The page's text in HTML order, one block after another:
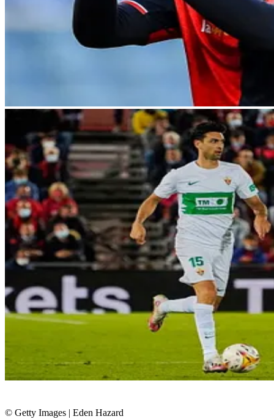
© Getty Images | Eden Hazard